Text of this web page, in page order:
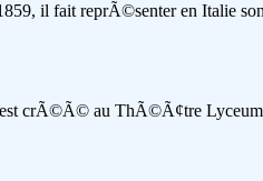
il fait reprÃ©senter en Italie
crÃ©Ã© au ThÃ©Ã¢tre Lyceum